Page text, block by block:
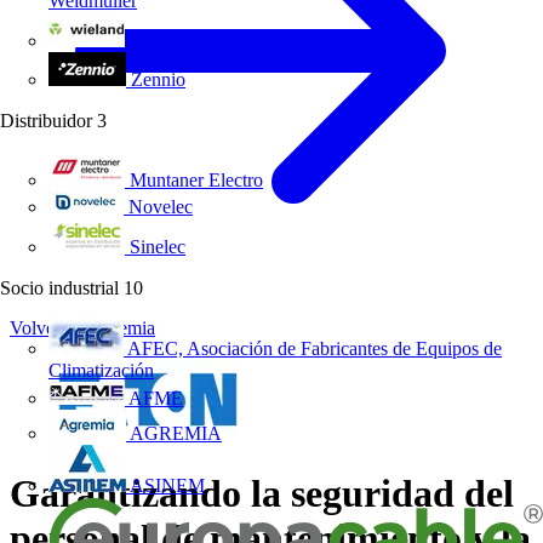
Zennio
Distribuidor 3
Muntaner Electro
Novelec
Sinelec
Socio industrial 10
AFEC, Asociación de Fabricantes de Equipos de
Climatización
AFME
AGREMIA
ASINEM
Volver a Academia
Garantizando la seguridad del